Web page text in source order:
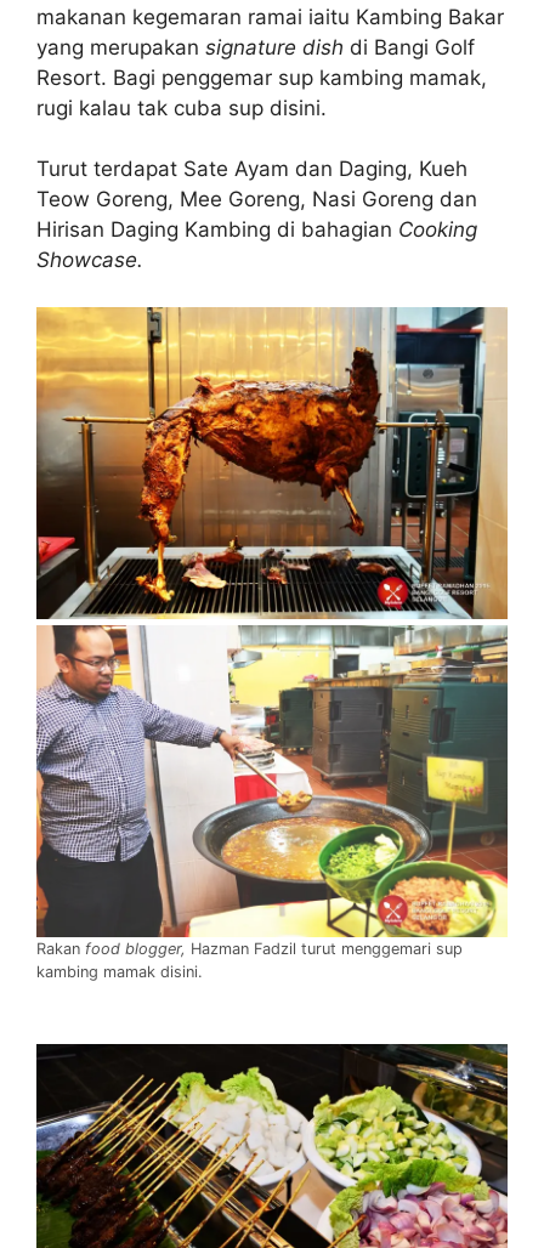
makanan kegemaran ramai iaitu Kambing Bakar
yang merupakan signature dish di Bangi Golf
Resort. Bagi penggemar sup kambing mamak,
rugi kalau tak cuba sup disini.
Turut terdapat Sate Ayam dan Daging, Kueh
Teow Goreng, Mee Goreng, Nasi Goreng dan
Hirisan Daging Kambing di bahagian Cooking
Showcase.
Rakan food blogger, Hazman Fadzil turut menggemari sup
kambing mamak disini.